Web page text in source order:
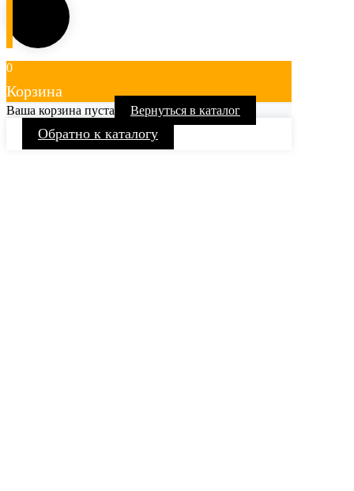
0
Корзина
Ваша корзина пуста Вернуться в каталог
Обратно к каталогу